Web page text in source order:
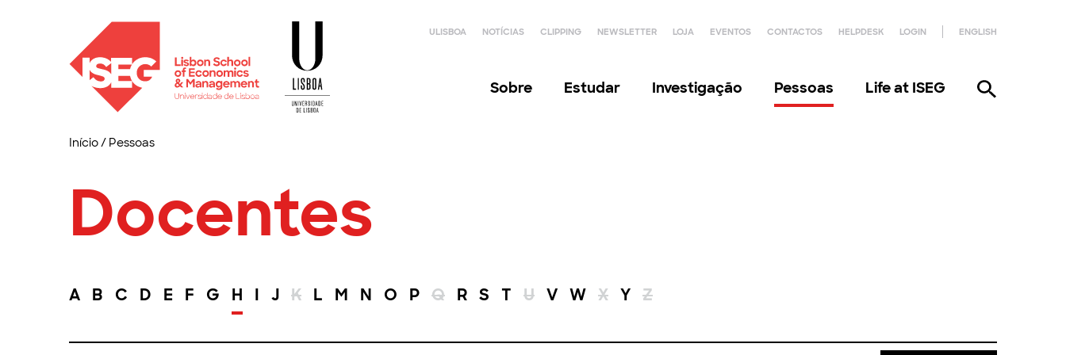
ULISBOA NOTÍCIAS CLIPPING NEWSLETTER LOJA EVENTOS CONTACTOS HELPDESK LOGIN ENGLISH
Sobre Estudar Investigação Pessoas Life at ISEG
Início/ Pessoas
Docentes
A B C D E F G H I J K L M N O P Q R S T U V W X Y Z